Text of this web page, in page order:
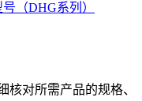
（DHG系列）
核对所需产品的规格、